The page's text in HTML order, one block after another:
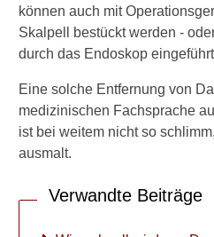
können auch mit
Skalpell bestückt werden -
durch das Endoskop
Eine solche Entfernung von
medizinischen Fachsprache
ist bei weitem nicht so
ausmalt.
Verwandte Beiträge
w
a
r
t
e
n
m
i
c